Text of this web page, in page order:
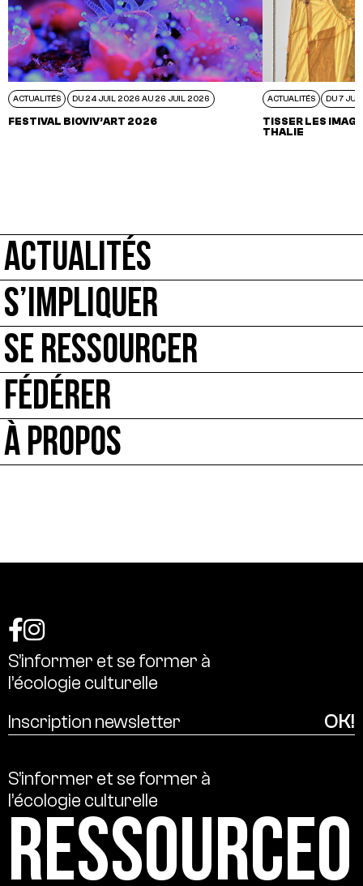
ACTUALITÉS DU 24 JUIL 2026 AU 26 JUIL 2026
FESTIVAL BIOVIV’ART 2026
ACTUALITÉS DU 7
TISSER LES
THALIE
ACTUALITÉS
S’IMPLIQUER
SE RESSOURCER
FÉDÉRER
À PROPOS
S’informer et se former à
l’écologie culturelle
S’informer et se former à
l’écologie culturelle
Ressource0